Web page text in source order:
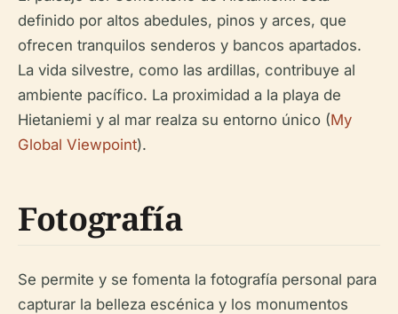
definido por altos abedules, pinos y arces, que
ofrecen tranquilos senderos y bancos apartados.
La vida silvestre, como las ardillas, contribuye al
ambiente pacífico. La proximidad a la playa de
Hietaniemi y al mar realza su entorno único (My
Global Viewpoint).
Fotografía
Se permite y se fomenta la fotografía personal para
capturar la belleza escénica y los monumentos